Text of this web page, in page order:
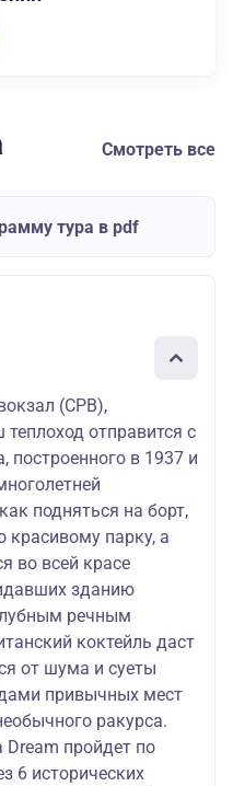
Смотреть все
тура в pdf
(СРВ),
отправится с
построенного в 1937 и
подняться на борт,
красивому парку, а
во всей красе
зданию
речным
коктейль даст
от шума и суеты
привычных мест
ракурса.
пройдет по
6 исторических